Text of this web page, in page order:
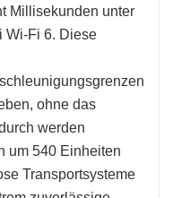
Millisekunden unter
Wi-Fi 6. Diese
ohne das
werden
um 540 Einheiten
Transportsysteme